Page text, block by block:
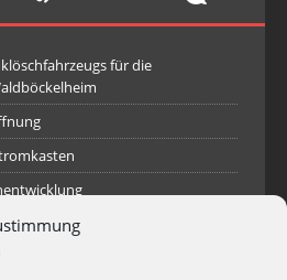
für die
Hilfe bei Industriebrand in